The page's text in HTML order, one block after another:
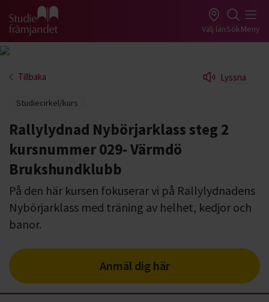
Gå till studiefrämjandets startsida Välj länSökMeny
Tillbaka Lyssna
Studiecirkel/kurs
Rallylydnad Nybörjarklass steg 2
kursnummer 029- Värmdö
Brukshundklubb
På den här kursen fokuserar vi på Rallylydnadens
Nybörjarklass med träning av helhet, kedjor och
banor.
Anmäl dig här